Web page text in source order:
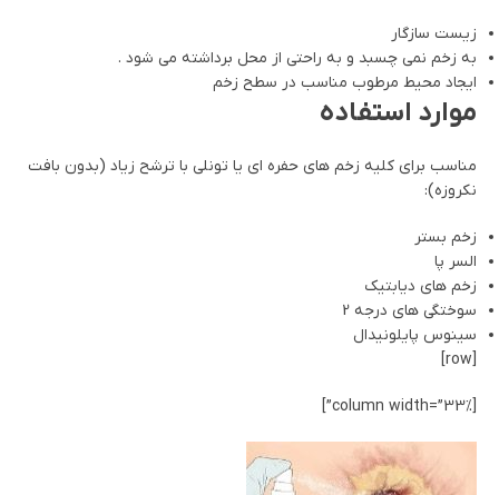
زیست سازگار
به زخم نمی چسبد و به راحتی از محل برداشته می شود .
ایجاد محیط مرطوب مناسب در سطح زخم
موارد استفاده
مناسب برای کلیه زخم های حفره ای یا تونلی با ترشح زیاد (بدون بافت
نکروزه):
زخم بستر
السر پا
زخم های دیابتیک
سوختگی های درجه 2
سینوس پایلونیدال
[row]
[column width=”33%”]